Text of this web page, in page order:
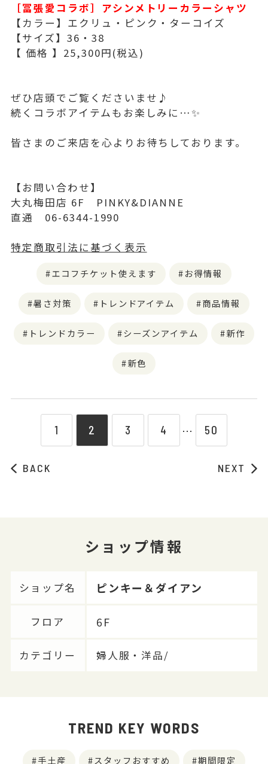
［冨張愛コラボ］アシンメトリーカラーシャツ
【カラー】エクリュ・ピンク・ターコイズ
【サイズ】36・38
【 価格 】25,300円(税込)
ぜひ店頭でご覧くださいませ♪
続くコラボアイテムもお楽しみに…✨
皆さまのご来店を心よりお待ちしております。
【お問い合わせ】
大丸梅田店 6F PINKY&DIANNE
直通 06-6344-1990
特定商取引法に基づく表示
エコフチケット使えます お得情報
暑さ対策 トレンドアイテム 商品情報
トレンドカラー シーズンアイテム 新作
新色
BACK
1 2 3 4 ⋯ 50
NEXT
ショップ情報
ショップ名 ピンキー＆ダイアン
フロア 6F
カテゴリー 婦人服・洋品/
TREND KEY WORDS
手土産 スタッフおすすめ 期間限定